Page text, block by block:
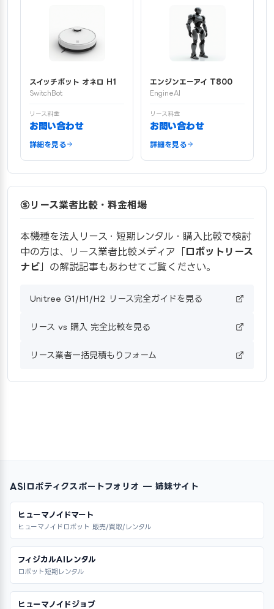
スイッチボット オネロ H1
SwitchBot
リース料金
お問い合わせ
詳細を見る
エンジンエーアイ T800
EngineAI
リース料金
お問い合わせ
詳細を見る
リース業者比較・料金相場
本機種を法人リース・短期レンタル・購入比較で検討
中の方は、リース業者比較メディア「ロボットリース
ナビ 」の解説記事もあわせてご覧ください。
Unitree G1/H1/H2 リース完全ガイドを見る
リース vs 購入 完全比較を見る
リース業者一括見積もりフォーム
ASIロボティクスポートフォリオ — 姉妹サイト
ヒューマノイドマート
ヒューマノイドロボット 販売/買取/レンタル
フィジカルAIレンタル
ロボット短期レンタル
ヒューマノイドジョブ